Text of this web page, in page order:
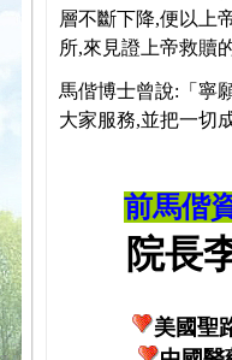
層不斷下降,便以上
所,來見證上帝救贖
馬偕博士曾說:「寧
大家服務,並把一切
前馬偕
院長李
美國聖